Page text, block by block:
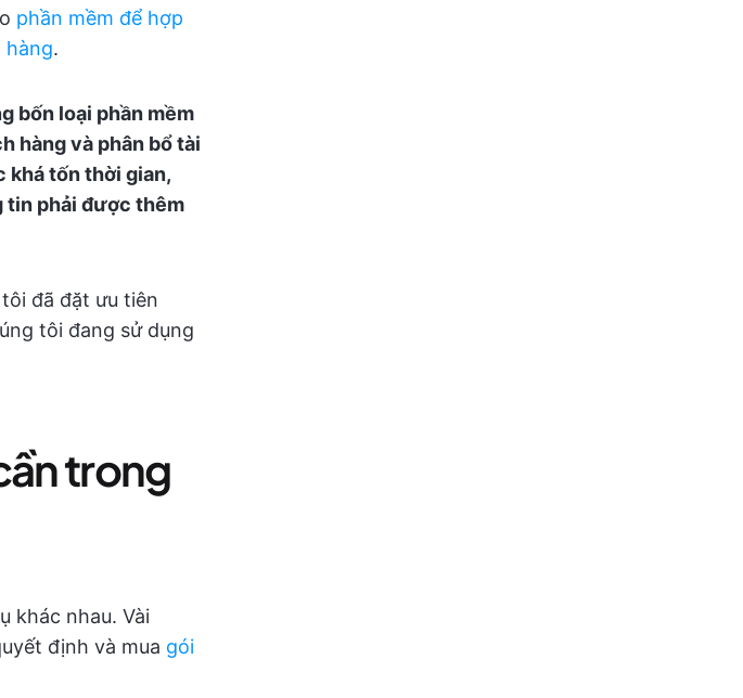
phần mềm để hợp
hàng.
bốn loại phần mềm
hàng và phân bổ tài
khá tốn thời gian,
tin phải được thêm
đã đặt ưu tiên
tôi đang sử dụng
trong
khác nhau. Vài
định và mua gói